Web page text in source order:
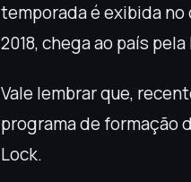
temporada é exibida no
2018, chega ao país
Vale lembrar que,
programa de formação
Lock.